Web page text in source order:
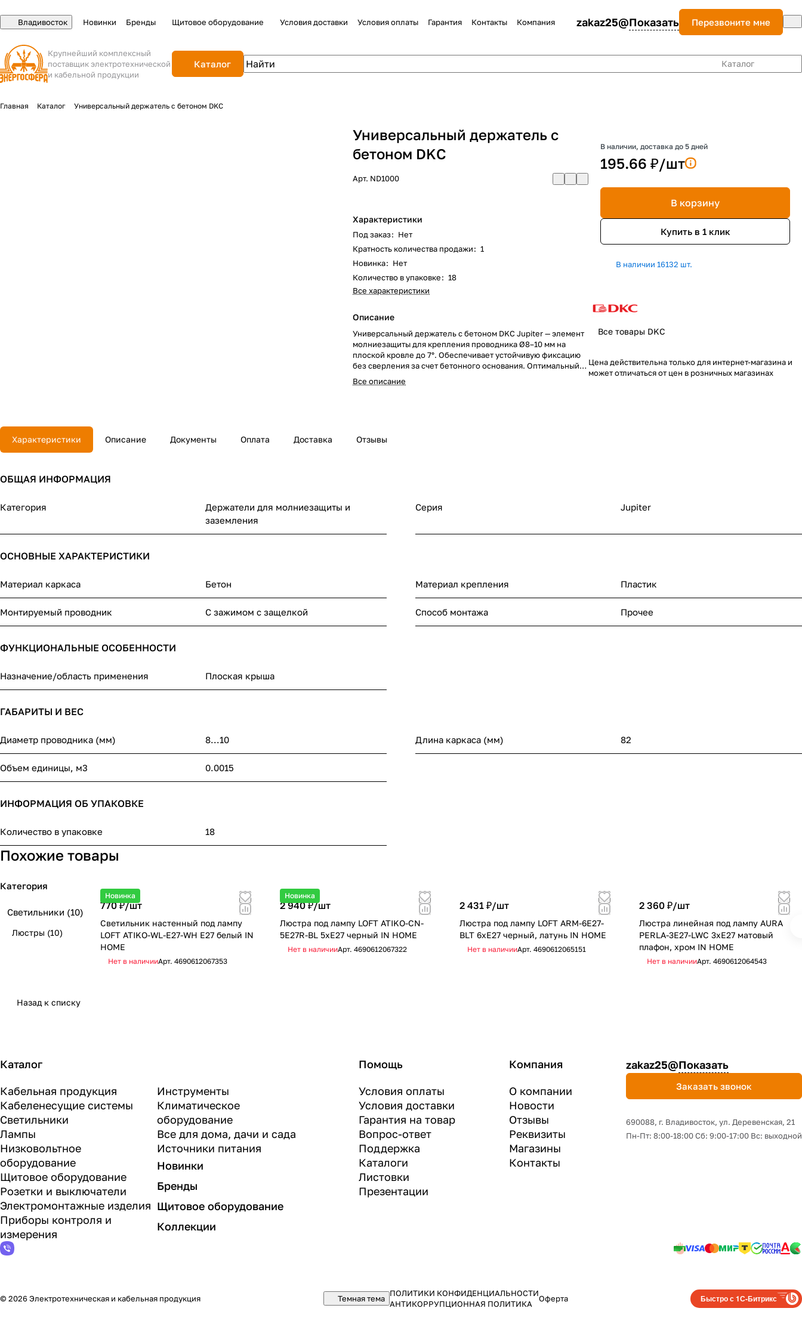
Владивосток Новинки Бренды Щитовое оборудование Условия доставки Условия оплаты Гарантия Контакты Компания zakaz25@Показать Перезвоните мне
Крупнейший комплексный
поставщик электротехнической
и кабельной продукции
Каталог Каталог
Главная Каталог Универсальный держатель с бетоном DKC
Универсальный держатель с
бетоном DKC
Арт. ND1000
Характеристики
Под заказ: Нет
Кратность количества продажи: 1
Новинка: Нет
Количество в упаковке: 18
Все характеристики
Описание
Универсальный держатель с бетоном DKC Jupiter — элемент
молниезащиты для крепления проводника Ø8–10 мм на
плоской кровле до 7°. Обеспечивает устойчивую фиксацию
без сверления за счет бетонного основания. Оптимальный
вариант, если нужно купить держатель для кабеля и
проводника заземления.
Все описание
В наличии, доставка до 5 дней
195.66 ₽/шт
В корзину
Купить в 1 клик
В наличии 16132 шт.
Все товары DKC
Цена действительна только для интернет-магазина и
может отличаться от цен в розничных магазинах
Характеристики Описание Документы Оплата Доставка Отзывы
ОБЩАЯ ИНФОРМАЦИЯ
Категория
Держатели для молниезащиты и
заземления
Серия Jupiter
ОСНОВНЫЕ ХАРАКТЕРИСТИКИ
Материал каркаса Бетон Материал крепления Пластик
Монтируемый проводник С зажимом с защелкой Способ монтажа Прочее
ФУНКЦИОНАЛЬНЫЕ ОСОБЕННОСТИ
Назначение/область применения Плоская крыша
ГАБАРИТЫ И ВЕС
Диаметр проводника (мм) 8...10 Длина каркаса (мм) 82
Объем единицы, м3 0.0015
ИНФОРМАЦИЯ ОБ УПАКОВКЕ
Количество в упаковке 18
Похожие товары
Новинка
770 ₽/шт
Светильник настенный под лампу
LOFT ATIKO-WL-E27-WH Е27 белый IN
HOME
Нет в наличииАрт. 4690612067353
Новинка
2 940 ₽/шт
Люстра под лампу LOFT ATIKO-СN-
5E27R-BL 5хЕ27 черный IN HOME
Нет в наличииАрт. 4690612067322
2 431 ₽/шт
Люстра под лампу LOFT ARM-6E27-
BLT 6хЕ27 черный, латунь IN HOME
Нет в наличииАрт. 4690612065151
2 360 ₽/шт
Люстра линейная под лампу AURA
PERLA-3E27-LWC 3хЕ27 матовый
плафон, хром IN HOME
Нет в наличииАрт. 4690612064543
Категория
Светильники (10)
Люстры (10)
Назад к списку
Каталог
Кабельная продукция
Кабеленесущие системы
Светильники
Лампы
Низковольтное
оборудование
Щитовое оборудование
Розетки и выключатели
Электромонтажные изделия
Приборы контроля и
измерения
Инструменты
Климатическое
оборудование
Все для дома, дачи и сада
Источники питания
Новинки
Бренды
Щитовое оборудование
Коллекции
Помощь
Условия оплаты
Условия доставки
Гарантия на товар
Вопрос-ответ
Поддержка
Каталоги
Листовки
Презентации
Компания
О компании
Новости
Отзывы
Реквизиты
Магазины
Контакты
zakaz25@Показать
Заказать звонок
690088, г. Владивосток, yл. Деревенская, 21
Пн-Пт: 8:00-18:00 Сб: 9:00-17:00 Вс: выходной
© 2026 Электротехническая и кабельная продукция Темная тема
ПОЛИТИКИ КОНФИДЕНЦИАЛЬНОСТИ
АНТИКОРРУПЦИОННАЯ ПОЛИТИКА
Оферта Быстро с 1С-Битрикс